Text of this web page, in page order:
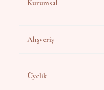
Kurumsal
Alışveriş
Üyelik